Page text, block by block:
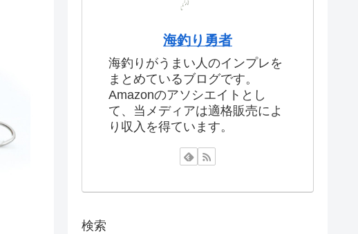
海釣り勇者
海釣りがうまい人のインプレを
まとめているブログです。
Amazonのアソシエイトとし
て、当メディアは適格販売によ
り収入を得ています。
検索